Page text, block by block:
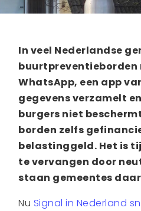
In veel Nederlandse
buurtpreventieborden
WhatsApp, een app
gegevens verzamelt
burgers niet
borden zelfs
belastinggeld. Het is
te vervangen door
staan gemeentes
Nu Signal in Nederland